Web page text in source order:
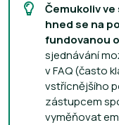
Čemukoliv
hned se na
fundovanou
sjednávání
v FAQ (často
vstřícnějšího
zástupcem
vyměňovat